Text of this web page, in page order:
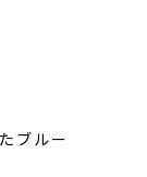
ブルー